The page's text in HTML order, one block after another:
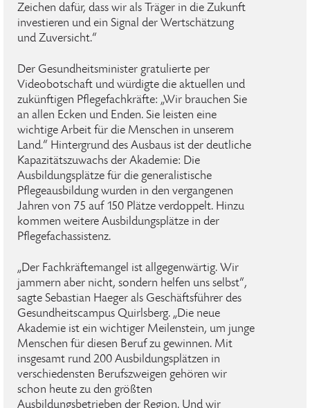
Zeichen dafür, dass wir als Träger in die Zukunft
investieren und ein Signal der Wertschätzung
und Zuversicht.“
Der Gesundheitsminister gratulierte per
Videobotschaft und würdigte die aktuellen und
zukünftigen Pflegefachkräfte: „Wir brauchen Sie
an allen Ecken und Enden. Sie leisten eine
wichtige Arbeit für die Menschen in unserem
Land.“ Hintergrund des Ausbaus ist der deutliche
Kapazitätszuwachs der Akademie: Die
Ausbildungsplätze für die generalistische
Pflegeausbildung wurden in den vergangenen
Jahren von 75 auf 150 Plätze verdoppelt. Hinzu
kommen weitere Ausbildungsplätze in der
Pflegefachassistenz.
„Der Fachkräftemangel ist allgegenwärtig. Wir
jammern aber nicht, sondern helfen uns selbst“,
sagte Sebastian Haeger als Geschäftsführer des
Gesundheitscampus Quirlsberg. „Die neue
Akademie ist ein wichtiger Meilenstein, um junge
Menschen für diesen Beruf zu gewinnen. Mit
insgesamt rund 200 Ausbildungsplätzen in
verschiedensten Berufszweigen gehören wir
schon heute zu den größten
Ausbildungsbetrieben der Region. Und wir